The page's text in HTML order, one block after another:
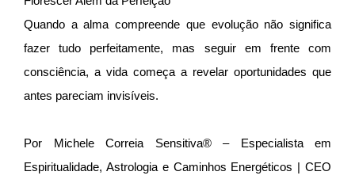
Quando a alma compreende que evolução não significa
fazer tudo perfeitamente, mas seguir em frente com
consciência, a vida começa a revelar oportunidades que
antes pareciam invisíveis.
Por Michele Correia Sensitiva® – Especialista em
Espiritualidade, Astrologia e Caminhos Energéticos | CEO